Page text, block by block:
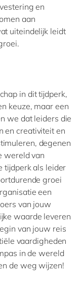
en
aan
uiteindelijk leidt
in dit tijdperk,
keuze, maar een
we dat leiders die
en creativiteit en
degenen
wereld van
tijdperk als leider
groei
een
van jouw
waarde leveren
van jouw reis
vaardigheden
in de wereld
de weg wijzen!